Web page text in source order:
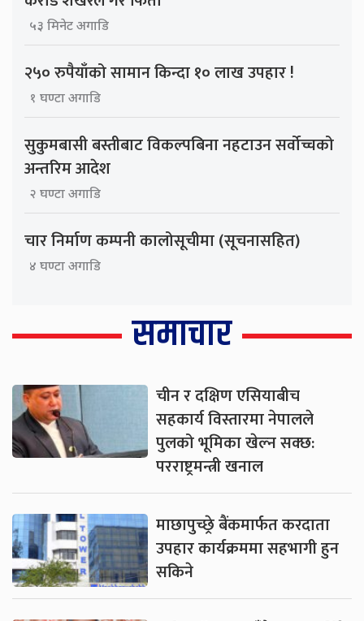
५३ मिनेट अगाडि
२५० रुपैयाँको सामान किन्दा १० लाख उपहार !
१ घण्टा अगाडि
सुकुमबासी बस्तीबाट विकल्पबिना नहटाउन सर्वोच्चको
अन्तरिम आदेश
२ घण्टा अगाडि
चार निर्माण कम्पनी कालोसूचीमा (सूचनासहित)
४ घण्टा अगाडि
समाचार
चीन र दक्षिण एसियाबीच
सहकार्य विस्तारमा नेपालले
पुलको भूमिका खेल्न सक्छ:
परराष्ट्रमन्त्री खनाल
माछापुच्छ्रे बैंकमार्फत करदाता
उपहार कार्यक्रममा सहभागी हुन
सकिने